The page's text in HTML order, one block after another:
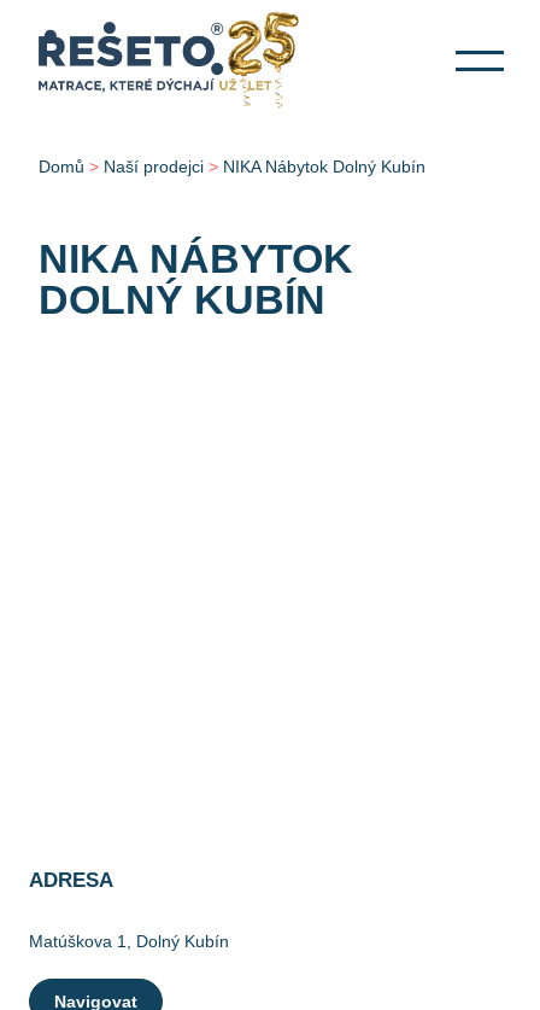
Domů > Naší prodejci > NIKA Nábytok Dolný Kubín
NIKA NÁBYTOK
DOLNÝ KUBÍN
ADRESA
Matúškova 1, Dolný Kubín
Navigovat